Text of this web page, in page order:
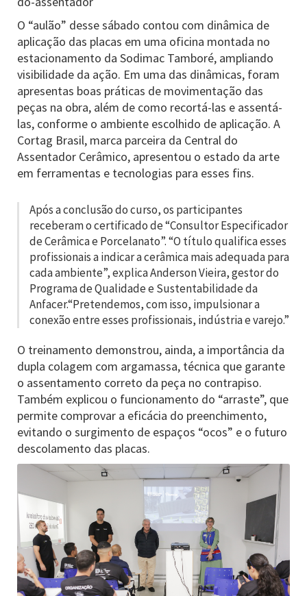
O “aulão” desse sábado contou com dinâmica de
aplicação das placas em uma oficina montada no
estacionamento da Sodimac Tamboré, ampliando
visibilidade da ação. Em uma das dinâmicas, foram
apresentas boas práticas de movimentação das
peças na obra, além de como recortá-las e assentá-
las, conforme o ambiente escolhido de aplicação. A
Cortag Brasil, marca parceira da Central do
Assentador Cerâmico, apresentou o estado da arte
em ferramentas e tecnologias para esses fins.
Após a conclusão do curso, os participantes
receberam o certificado de “Consultor Especificador
de Cerâmica e Porcelanato”. “O título qualifica esses
profissionais a indicar a cerâmica mais adequada para
cada ambiente”, explica Anderson Vieira, gestor do
Programa de Qualidade e Sustentabilidade da
Anfacer.“Pretendemos, com isso, impulsionar a
conexão entre esses profissionais, indústria e varejo.”
O treinamento demonstrou, ainda, a importância da
dupla colagem com argamassa, técnica que garante
o assentamento correto da peça no contrapiso.
Também explicou o funcionamento do “arraste”, que
permite comprovar a eficácia do preenchimento,
evitando o surgimento de espaços “ocos” e o futuro
descolamento das placas.